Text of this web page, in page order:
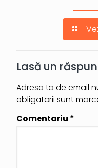
Lasă un
Adresa ta de email
obligatorii sunt
Comentariu *